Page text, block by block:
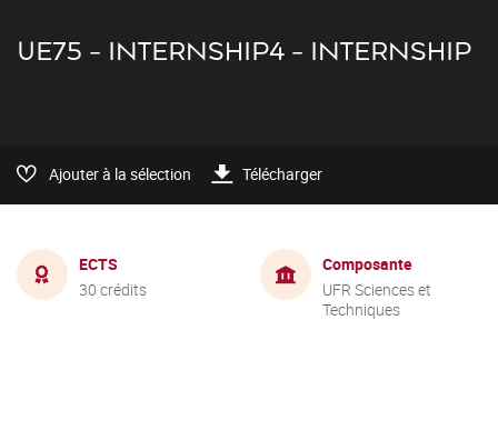
UE75 - INTERNSHIP4 - INTERNSHIP
Ajouter à la sélection Télécharger
ECTS
30 crédits
Composante
UFR Sciences et
Techniques